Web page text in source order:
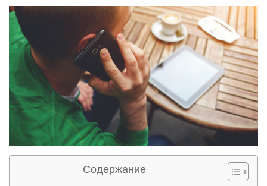
Содержание